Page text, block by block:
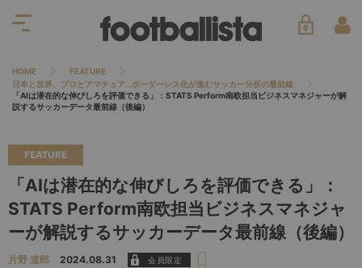
HOME
FEATURE
日本と世界、プロとアマチュア…ボーダーレス化が進むサッカー分析の最前線
「AIは潜在的な伸びしろを評価できる」：STATS Perform南欧担当ビジネスマネジャーが解
説するサッカーデータ最前線（後編）
FEATURE
「AIは潜在的な伸びしろを評価できる」：
STATS Perform南欧担当ビジネスマネジャ
ーが解説するサッカーデータ最前線（後編）
片野 道郎 2024.08.31